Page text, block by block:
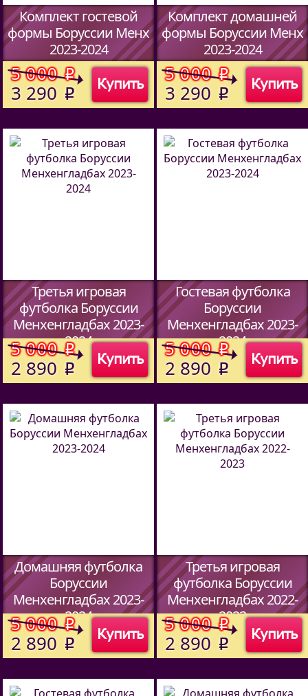
Комплект гостевой
формы Боруссии Менх
2023-2024
(Код:00)
Купить
5 000o
3 290 o
Комплект домашней
формы Боруссии Менх
2023-2024
(Код:00)
Купить
5 000o
3 290 o
Третья игровая
футболка Боруссии
Менхенгладбах 2023-
2024
(Код:513970114 Купить
5 000o
2 890 o
Гостевая футболка
Боруссии
Менхенгладбах 2023-
2024
(Код:513970114 Купить
5 000o
2 890 o
Домашняя футболка
Боруссии
Менхенгладбах 2023-
2024
(Код:513970114 Купить
5 000o
2 890 o
Третья игровая
футболка Боруссии
Менхенгладбах 2022-
2023
(Код:513970114 Купить
5 000o
2 890 o